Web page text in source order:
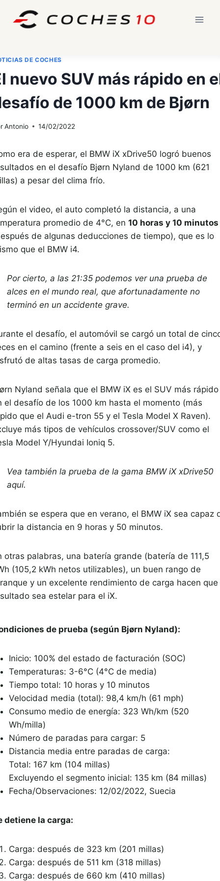
DE COCHES
nuevo SUV más rápido en
de 1000 km de Bjørn
Antonio 14/02/2022
era de esperar, el BMW iX xDrive50 logró buenos
en el desafío Bjørn Nyland de 1000 km (621
a pesar del clima frío.
el video, el auto completó la distancia, a una
promedio de 4°C, en 10 horas y 10 minutos
de algunas deducciones de tiempo), que es lo
que el BMW i4.
Por cierto, a las 21:35 podemos ver una prueba de
alces en el mundo real, que afortunadamente no
terminó en un accidente grave.
el desafío, el automóvil se cargó un total de
en el camino (frente a seis en el caso del i4), y
de altas tasas de carga promedio.
Nyland señala que el BMW iX es el SUV más rápido
el desafío de los 1000 km hasta el momento (más
que el Audi e-tron 55 y el Tesla Model X Raven).
más tipos de vehículos crossover/SUV como el
Model Y/Hyundai Ioniq 5.
Vea también la prueba de la gama BMW iX xDrive50
aquí.
se espera que en verano, el BMW iX sea capaz
la distancia en 9 horas y 50 minutos.
otras palabras, una batería grande (batería de 111,5
(105,2 kWh netos utilizables), un buen rango de
y un excelente rendimiento de carga hacen que
sea estelar para el iX.
de prueba (según Bjørn Nyland):
Inicio: 100% del estado de facturación (SOC)
Temperaturas: 3-6°C (4°C de media)
Tiempo total: 10 horas y 10 minutos
Velocidad media (total): 98,4 km/h (61 mph)
Consumo medio de energía: 323 Wh/km (520
Wh/milla)
Número de paradas para cargar: 5
Distancia media entre paradas de carga:
Total: 167 km (104 millas)
Excluyendo el segmento inicial: 135 km (84 millas)
Fecha/Observaciones: 12/02/2022, Suecia
detiene la carga:
Carga: después de 323 km (201 millas)
Carga: después de 511 km (318 millas)
Carga: después de 660 km (410 millas)